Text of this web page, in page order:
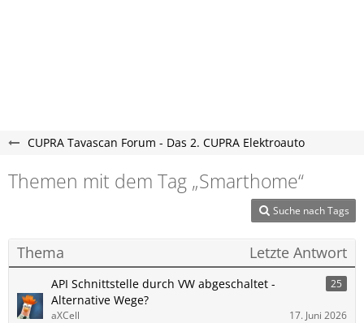
CUPRA Tavascan Forum - Das 2. CUPRA Elektroauto
Themen mit dem Tag „Smarthome“
Suche nach Tags
Thema Letzte Antwort
API Schnittstelle durch VW abgeschaltet -
Alternative Wege?
25
aXCell 17. Juni 2026